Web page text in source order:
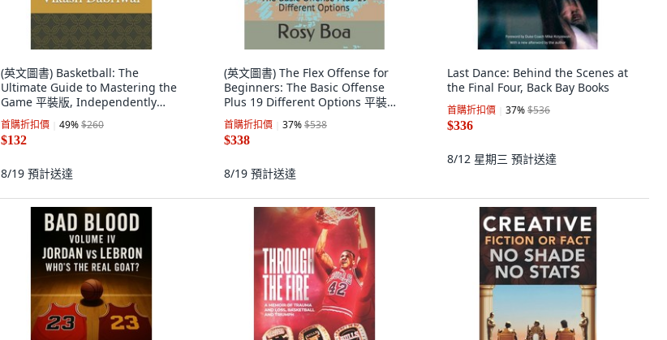
(英文圖書) Basketball: The
Ultimate Guide to Mastering the
Game 平裝版, Independently
Published, 英文
首購折扣價 49%$260
$132
8/19 預計送達
(英文圖書) The Flex Offense for
Beginners: The Basic Offense
Plus 19 Different Options 平裝版,
Independently Published, 英文
首購折扣價 37%$538
$338
8/19 預計送達
Last Dance: Behind the Scenes at
the Final Four, Back Bay Books
首購折扣價 37%$536
$336
8/12 星期三 預計送達